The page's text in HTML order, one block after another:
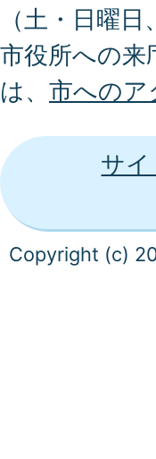
（土・日曜
市役所への来
は、 市へのア
サ
Copyright (c)